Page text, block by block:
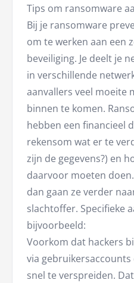
Tips om ransomware
Bij je ransomware
om te werken aan een
beveiliging. Je deelt je
in verschillende
aanvallers veel moeite
binnen te komen.
hebben een financieel
rekensom wat er te
zijn de gegevens?) en
daarvoor moeten
dan gaan ze verder
slachtoffer. Specifieke
bijvoorbeeld:
Voorkom dat hackers
via
snel te verspreiden.